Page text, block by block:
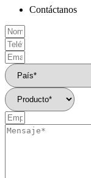
Contáctanos